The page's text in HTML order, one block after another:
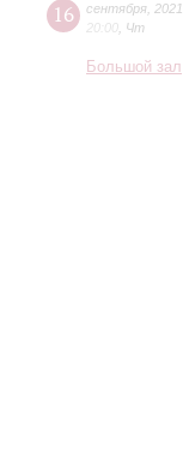
16 сентября 2021
20:00 Чт
Большой зал